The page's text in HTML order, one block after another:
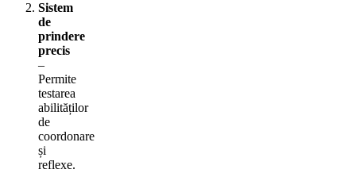
Sistem
de
prindere
precis
–
Permite
testarea
abilităților
de
coordonare
și
reflexe.